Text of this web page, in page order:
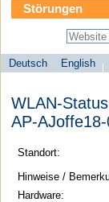
Störungen
Sprachauswahl
Deutsch
English
Universität
zu
Berlin
Computer-
WLAN-
AP-
Standort:
Hinweise /
Hardware: